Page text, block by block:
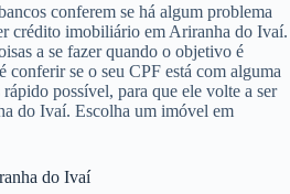
conferem se há algum problema
crédito imobiliário em Ariranha do Ivaí.
a se fazer quando o objetivo é
se o seu CPF está com alguma
possível, para que ele volte a ser
do Ivaí. Escolha um imóvel em
do Ivaí